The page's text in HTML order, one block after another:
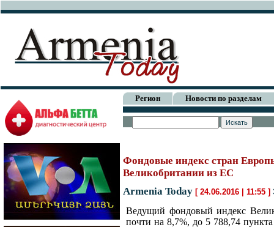
Регион Новости по разделам
Фондовые индекс стран
Великобритании из ЕС
Armenia Today [ 24.06.2016 | 11:55 ]
Ведущий фондовый индекс
почти на 8,7%, до 5 788,74